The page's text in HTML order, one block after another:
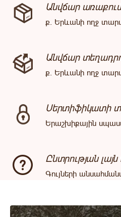
Անվճար առաքում
ք. Երևանի ողջ
Անվճար
ք. Երևանի ողջ
Սերտիֆիկատի
Երաշխիքային
Ընտրության
Գույների